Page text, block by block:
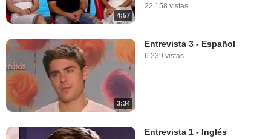
4:57
22.158 vistas
3:34
Entrevista 3 - Español
6.239 vistas
Entrevista 1 - Inglés